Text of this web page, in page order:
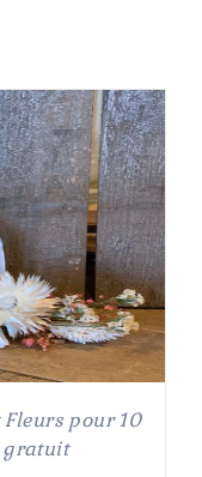
Fleurs pour 10
gratuit